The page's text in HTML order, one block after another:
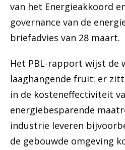
van het Energieakkoord
governance van de
briefadvies van 28 maart.
Het PBL-rapport wijst de
laaghangende fruit: er
in de kosteneffectiviteit
energiebesparende
industrie leveren
de gebouwde omgeving